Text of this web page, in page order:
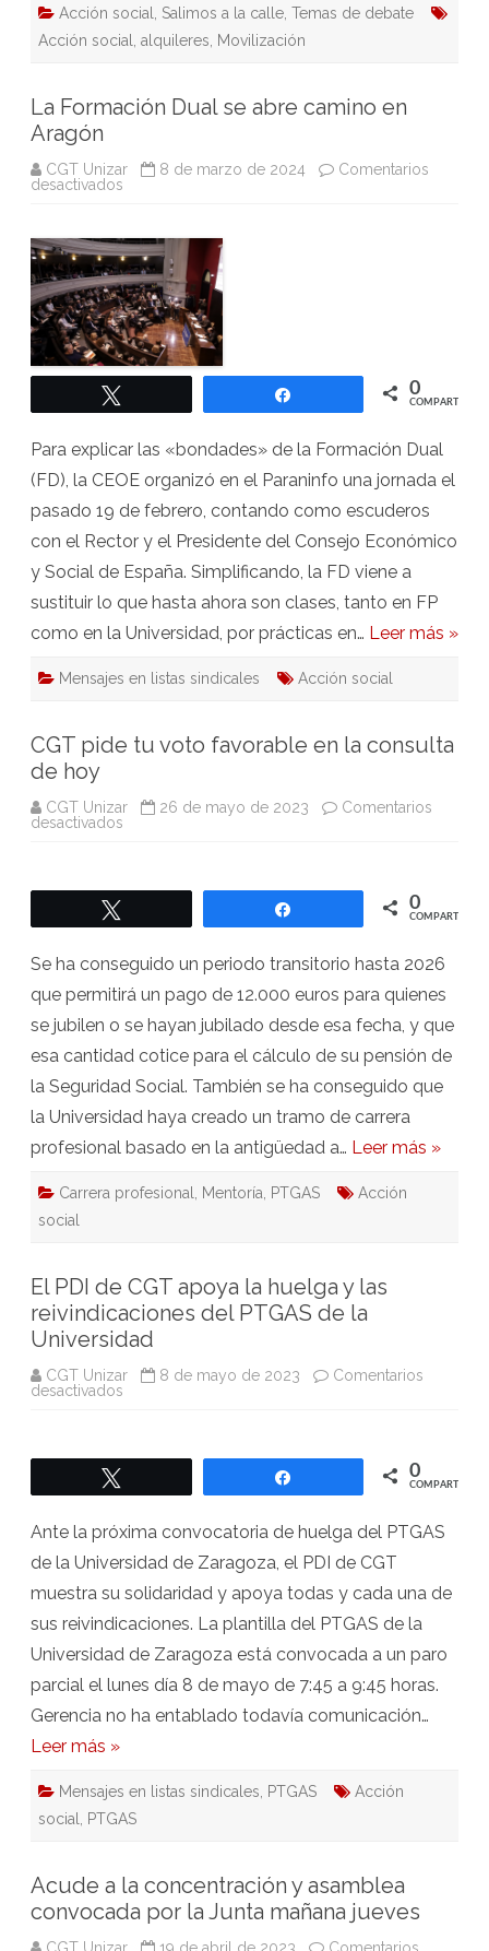
Acción social Salimos a la calle Temas de debate
Acción social
alquileres Movilización
La Formación Dual se abre camino en
Aragón
CGT Unizar 8 de marzo de 2024
Comentarios
desactivados
se
abre
camino
en
Aragón
0
COMPARTIR
Para explicar las «bondades» de la Formación Dual
(FD), la CEOE organizó en el Paraninfo una jornada el
pasado 19 de febrero, contando como escuderos
con el Rector y el Presidente del Consejo Económico
y Social de España. Simplificando, la FD viene a
sustituir lo que hasta ahora son clases, tanto en FP
como en la Universidad, por prácticas en… Leer más »
Mensajes en listas sindicales Acción social
CGT pide tu voto favorable en la consulta
de hoy
CGT Unizar 26 de mayo de 2023
Comentarios
desactivados
la
de
hoy
0
COMPARTIR
Se ha conseguido un periodo transitorio hasta 2026
que permitirá un pago de 12.000 euros para quienes
se jubilen o se hayan jubilado desde esa fecha, y que
esa cantidad cotice para el cálculo de su pensión de
la Seguridad Social. También se ha conseguido que
la Universidad haya creado un tramo de carrera
profesional basado en la antigüedad a… Leer más »
Carrera profesional Mentoría PTGAS
Acción
social
El PDI de CGT apoya la huelga y las
reivindicaciones del PTGAS de la
Universidad
CGT Unizar 8 de mayo de 2023
Comentarios
desactivados
huelga
las
reivindicaciones
del
PTGAS
de
la
Universidad
0
COMPARTIR
Ante la próxima convocatoria de huelga del PTGAS
de la Universidad de Zaragoza, el PDI de CGT
muestra su solidaridad y apoya todas y cada una de
sus reivindicaciones. La plantilla del PTGAS de la
Universidad de Zaragoza está convocada a un paro
parcial el lunes día 8 de mayo de 7:45 a 9:45 horas.
Gerencia no ha entablado todavía comunicación…
Leer más »
Mensajes en listas sindicales PTGAS
Acción
social
PTGAS
Acude a la concentración y asamblea
convocada por la Junta mañana jueves